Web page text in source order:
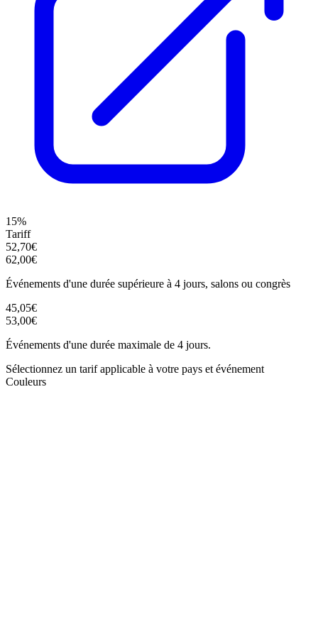
15%
Tariff
52,70€
62,00€
Événements d'une durée supérieure à 4 jours, salons ou congrès
45,05€
53,00€
Événements d'une durée maximale de 4 jours.
Sélectionnez un tarif applicable à votre pays et événement
Couleurs